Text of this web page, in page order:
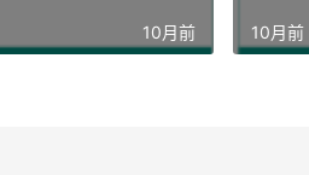
10月前 10月前